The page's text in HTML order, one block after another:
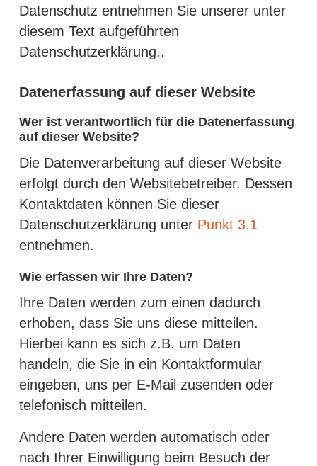
Datenschutz entnehmen Sie unserer unter
diesem Text aufgeführten
Datenschutzerklärung..
Datenerfassung auf dieser Website
Wer ist verantwortlich für die Datenerfassung
auf dieser Website?
Die Datenverarbeitung auf dieser Website
erfolgt durch den Websitebetreiber. Dessen
Kontaktdaten können Sie dieser
Datenschutzerklärung unter Punkt 3.1
entnehmen.
Wie erfassen wir Ihre Daten?
Ihre Daten werden zum einen dadurch
erhoben, dass Sie uns diese mitteilen.
Hierbei kann es sich z.B. um Daten
handeln, die Sie in ein Kontaktformular
eingeben, uns per E-Mail zusenden oder
telefonisch mitteilen.
Andere Daten werden automatisch oder
nach Ihrer Einwilligung beim Besuch der